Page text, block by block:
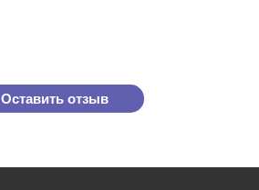
Оставить отзыв